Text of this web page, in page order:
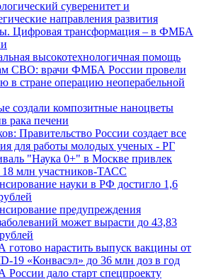
суверенитет и
направления развития
Цифровая трансформация – в ФМБА
высокотехнологичная помощь
СВО: врачи ФМБА России провели
в стране операцию неоперабельной
создали композитные наноцветы
рака печени
Правительство России создает все
для работы молодых ученых - РГ
"Наука 0+" в Москве привлек
18 млн участников-ТАСС
науки в РФ достигло 1,6
предупреждения
может вырасти до 43,83
нарастить выпуск вакцины от
19 «Конвасэл» до 36 млн доз в год
дало старт спецпроекту